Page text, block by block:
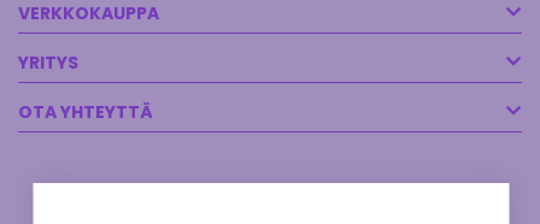
VERKKOKAUPPA
YRITYS
OTA YHTEYTTÄ